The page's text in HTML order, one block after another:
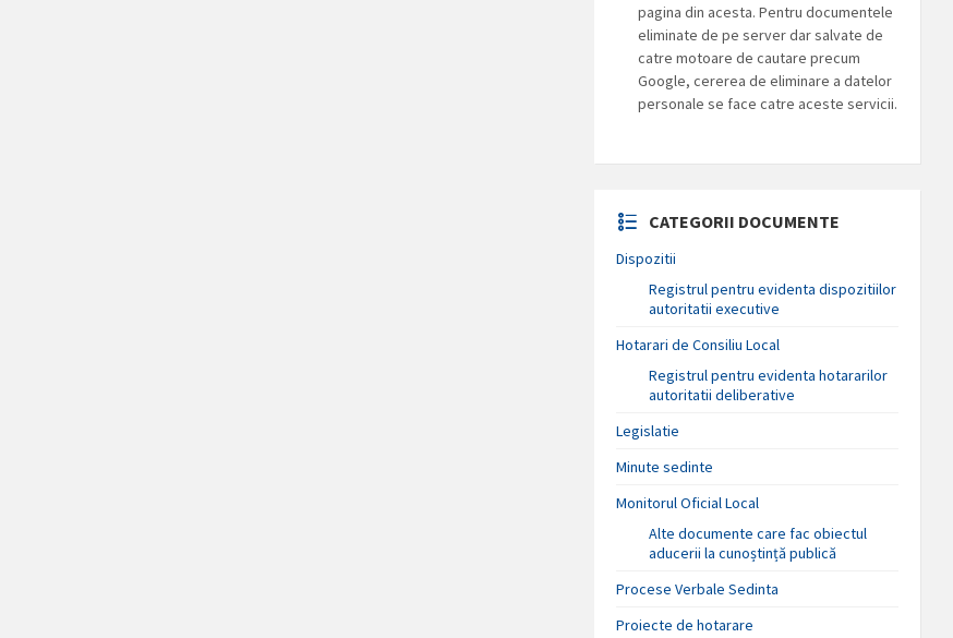
pagina din acesta. Pentru documentele
eliminate de pe server dar salvate de
catre motoare de cautare precum
Google, cererea de eliminare a datelor
personale se face catre aceste servicii.
CATEGORII DOCUMENTE
Dispozitii
Registrul pentru evidenta dispozitiilor
autoritatii executive
Hotarari de Consiliu Local
Registrul pentru evidenta hotararilor
autoritatii deliberative
Legislatie
Minute sedinte
Monitorul Oficial Local
Alte documente care fac obiectul
aducerii la cunoștință publică
Procese Verbale Sedinta
Proiecte de hotarare